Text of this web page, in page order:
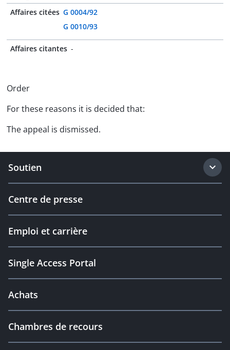
Affaires citées G 0004/92
G 0010/93
Affaires citantes -
Order
For these reasons it is decided that:
The appeal is dismissed.
Soutien
Centre de presse
Emploi et carrière
Single Access Portal
Achats
Chambres de recours